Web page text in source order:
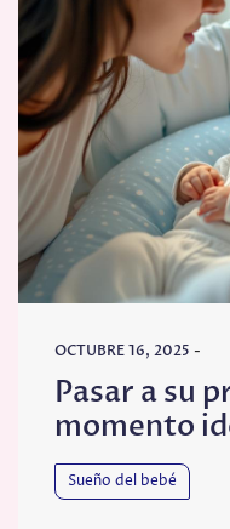
OCTUBRE 16, 2025 -
Pasar a su
momento
Sueño del bebé